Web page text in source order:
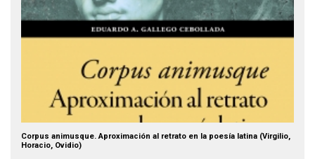
Corpus animusque. Aproximación al retrato en la poesía latina (Virgilio,
Horacio, Ovidio)